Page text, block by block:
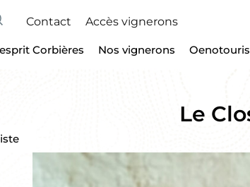
Contact Accès vignerons
Corbières Nos vignerons
Le